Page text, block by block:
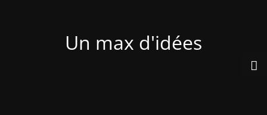
Un max d'idées